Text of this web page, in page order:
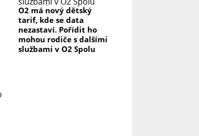
O2 má nový dětský
tarif, kde se data
nezastaví. Pořídit ho
mohou rodiče s dalšími
službami v O2 Spolu